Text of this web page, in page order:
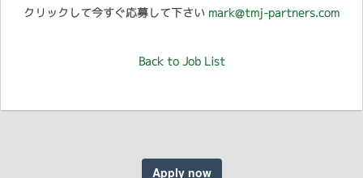
クリックして今すぐ応募して下さい mark@tmj-partners.com
Back to Job List
Apply now